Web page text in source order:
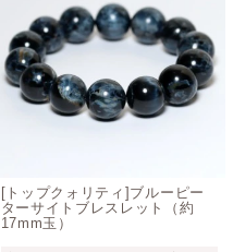
ら出来上がったピーター
勇気” をもらえるような
[トップクォリティ]ブルーピー
ターサイトブレスレット（約
17mm玉）